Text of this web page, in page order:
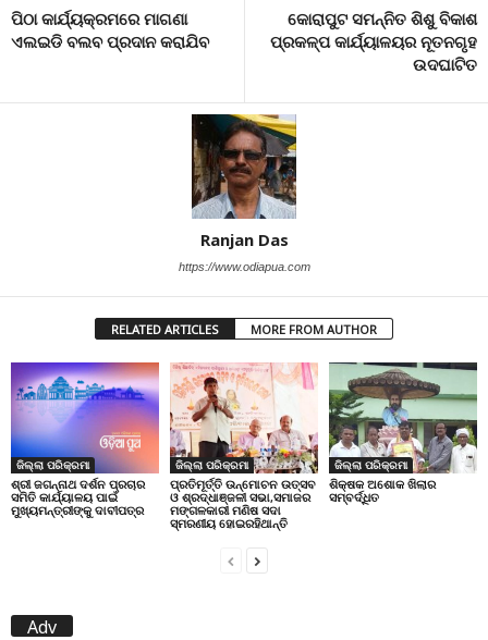
ପିଠା କାର୍ଯ୍ୟକ୍ରମରେ ମାଗଣା
ଏଲଇଡି ବଲବ ପ୍ରଦାନ କରାଯିବ
କୋରାପୁଟ ସମନ୍ନିତ ଶିଶୁ ବିକାଶ
ପ୍ରକଳ୍ପ କାର୍ଯ୍ୟାଳୟର ନୂତନଗୃହ
ଉଦଘାଟିତ
Ranjan Das
https://www.odiapua.com
RELATED ARTICLES MORE FROM AUTHOR
ଜିଲ୍ଲା ପରିକ୍ରମା
ଶ୍ରୀ ଜଗନ୍ନାଥ ଦର୍ଶନ ପ୍ରଚାର
ସମିତି କାର୍ଯ୍ୟାଳୟ ପାଇଁ
ମୁଖ୍ୟମନ୍ତ୍ରୀଙ୍କୁ ଦାବୀପତ୍ର
ଜିଲ୍ଲା ପରିକ୍ରମା
ପ୍ରତିମୂର୍ତ୍ତି ଉନ୍ମୋଚନ ଉତ୍ସବ
ଓ ଶ୍ରଦ୍ଧାଞ୍ଜଳୀ ସଭା,ସମାଜର
ମଙ୍ଗଳକାରୀ ମଣିଷ ସଦା
ସ୍ମରଣୀୟ ହୋଇରହିଥାନ୍ତି
ଜିଲ୍ଲା ପରିକ୍ରମା
ଶିକ୍ଷକ ଅଶୋକ ଖିଲାର
ସମ୍ବର୍ଦ୍ଧିତ
Adv